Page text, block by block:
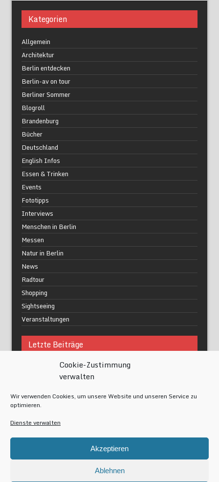
Cookie-Zustimmung
verwalten
Wir verwenden Cookies, um unsere Website und unseren Service zu
optimieren.
Dienste verwalten
Akzeptieren
Ablehnen
Kategorien
Allgemein
Architektur
Berlin entdecken
Berlin-av on tour
Berliner Sommer
Blogroll
Brandenburg
Bücher
Deutschland
English Infos
Essen & Trinken
Events
Fototipps
Interviews
Menschen in Berlin
Messen
Natur in Berlin
News
Radtour
Shopping
Sightseeing
Veranstaltungen
Letzte Beiträge
Was macht urbane Lebensqualität wirklich aus?
Grüne Oasen in Berlin
Festival of Lights Berlin 2024
Gesund schlafen im modernen Alltag